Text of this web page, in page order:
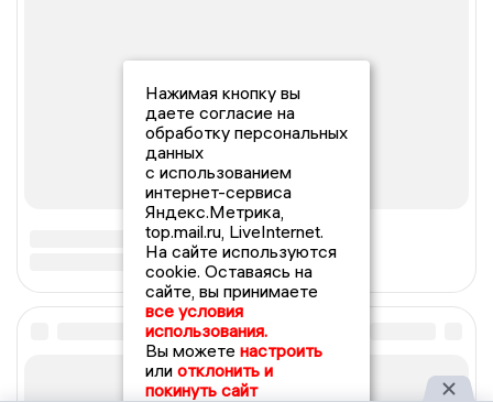
Нажимая кнопку вы
даете согласие на
обработку персональных
данных
с использованием
интернет-сервиса
Яндекс.Метрика,
top.mail.ru, LiveInternet.
На сайте используются
cookie. Оставаясь на
сайте, вы принимаете
все условия
использования.
Вы можете настроить
или отклонить и
покинуть сайт